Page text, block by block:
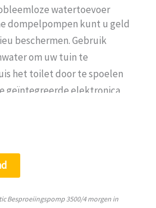
watertoevoer
dompelpompen kunt u geld
beschermen. Gebruik
om uw tuin te
het toilet door te spoelen
geïntegreerde elektronica
Elektronische
als er water nodig is, en
Besproeiingspomp
van 800 W, een maximale
l/u, en een maximale
Besproeiingspomp 3500/4 morgen in